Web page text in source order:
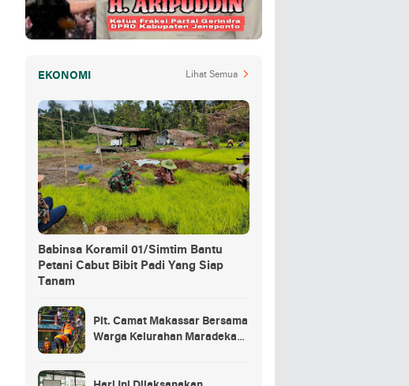
EKONOMI Lihat Semua
Babinsa Koramil 01/Simtim Bantu
Petani Cabut Bibit Padi Yang Siap
Tanam
Plt. Camat Makassar Bersama
Warga Kelurahan Maradekaya